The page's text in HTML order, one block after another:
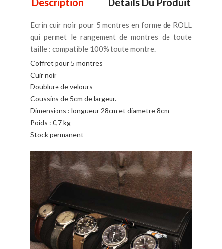
Ecrin cuir noir pour 5 montres en forme de ROLL
qui permet le rangement de montres de toute
taille : compatible 100% toute montre.
Coffret pour 5 montres
Cuir noir
Doublure de velours
Coussins de 5cm de largeur.
Dimensions : longueur 28cm et diametre 8cm
Poids : 0,7 kg
Stock permanent